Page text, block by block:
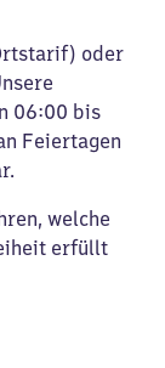
oder
06:00 bis
Feiertagen
welche
erfüllt